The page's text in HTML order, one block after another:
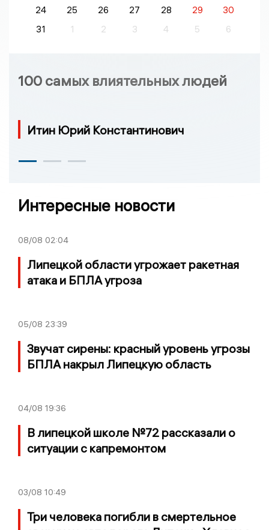
24 25 26 27 28 29
30
31
1 2 3 4 5 6
100 самых влиятельных людей
Итин Юрий Константинович
Интересные новости
08/08 02:04
Липецкой области угрожает ракетная
атака и БПЛА угроза
05/08 23:39
Звучат сирены: красный уровень угрозы
БПЛА накрыл Липецкую область
04/08 19:36
В липецкой школе №72 рассказали о
ситуации с капремонтом
03/08 10:49
Три человека погибли в смертельное